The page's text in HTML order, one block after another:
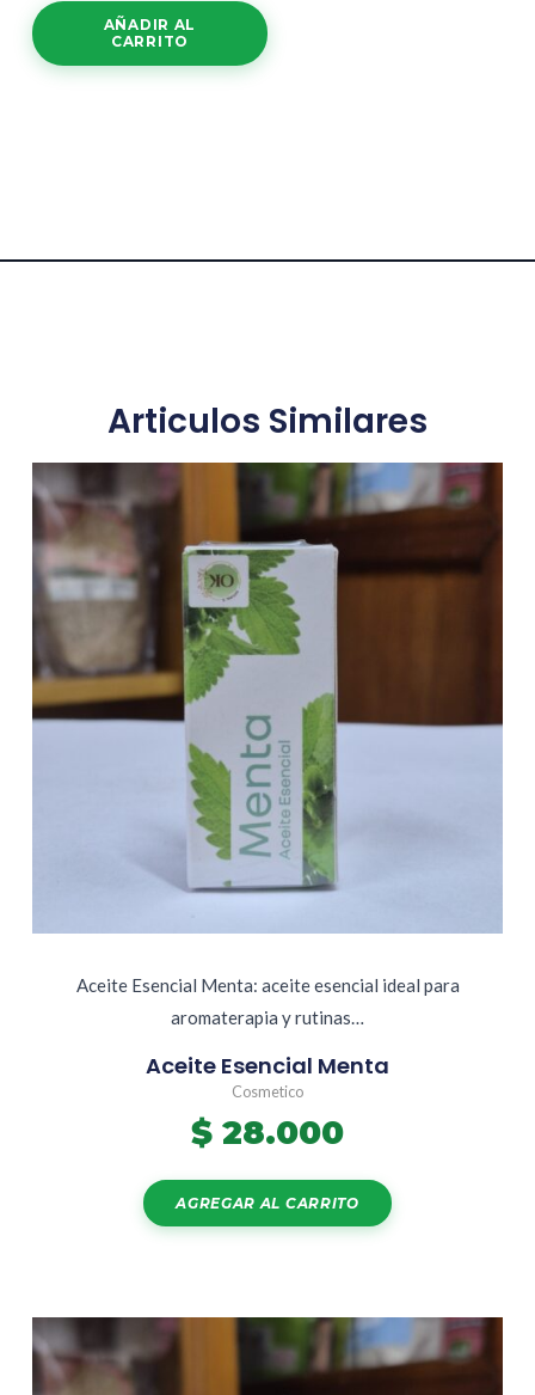
AÑADIR AL
CARRITO
Articulos Similares
Aceite Esencial Menta: aceite esencial ideal para
aromaterapia y rutinas…
Aceite Esencial Menta
Cosmetico
$ 28.000
AGREGAR AL CARRITO